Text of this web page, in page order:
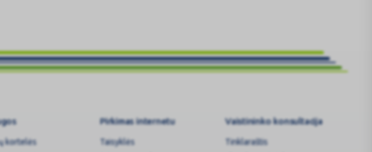
kortelės
Pirkimas internetu
Taisyklės
Vaistininko konsultacija
Tinklaraštis